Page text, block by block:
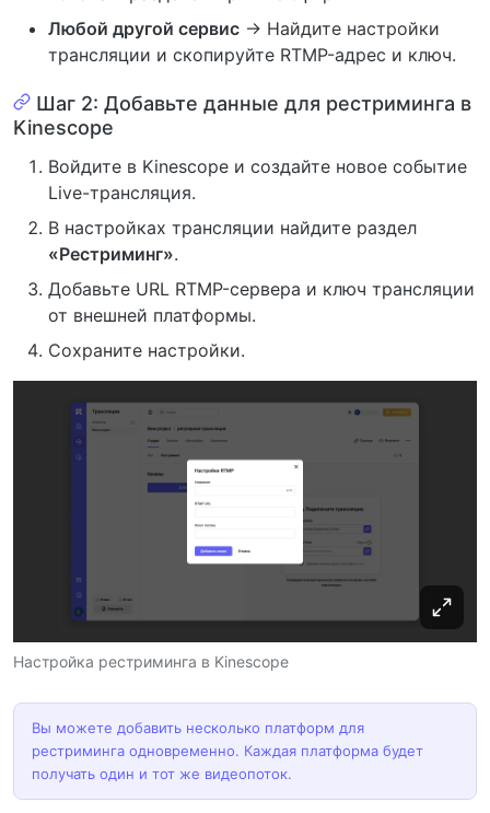
Любой другой сервис → Найдите настройки
трансляции и скопируйте RTMP-адрес и ключ.
Шаг 2: Добавьте данные для рестриминга в
Kinescope
Войдите в Kinescope и создайте новое событие
Live-трансляция.
В настройках трансляции найдите раздел
«Рестриминг».
Добавьте URL RTMP-сервера и ключ трансляции
от внешней платформы.
Сохраните настройки.
Настройка рестриминга в Kinescope
Вы можете добавить несколько платформ для
рестриминга одновременно. Каждая платформа будет
получать один и тот же видеопоток.